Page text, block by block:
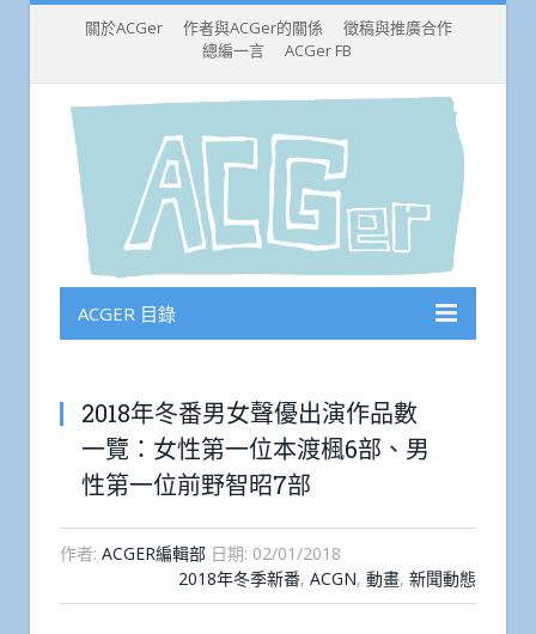
關於ACGer 作者與ACGer的關係
徵稿與推廣合作
總編一言
ACGer FB
ACGER 目錄
2018年冬番男女聲優出演作品數
一覽：女性第一位本渡楓6部、男
性第一位前野智昭7部
作者: ACGER編輯部 日期: 02/01/2018
2018年冬季新番, ACGN, 動畫, 新聞動態